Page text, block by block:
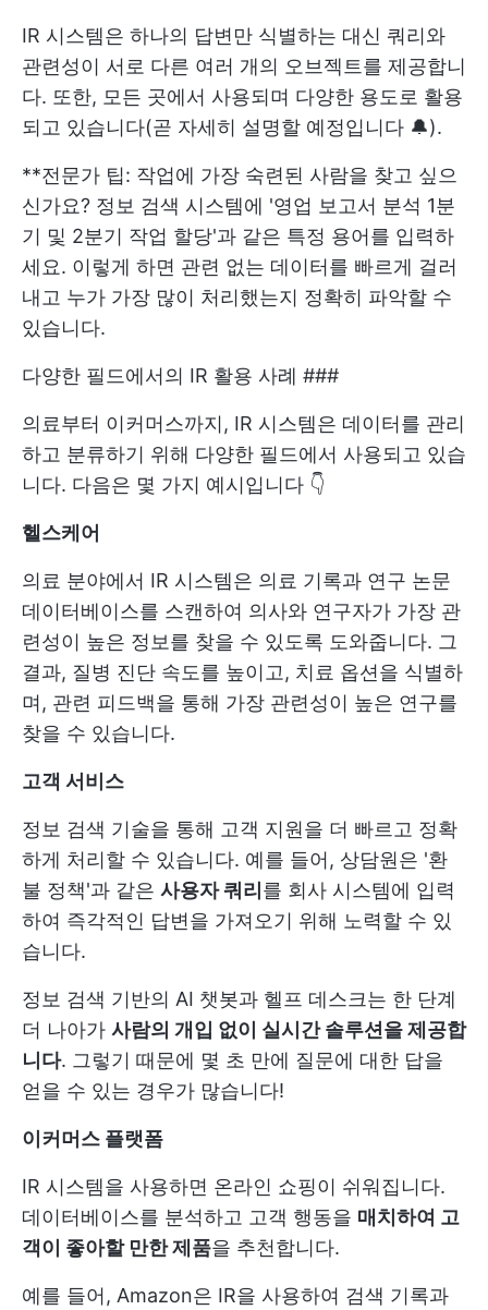
IR 시스템은 하나의 답변만 식별하는 대신 쿼리와
관련성이 서로 다른 여러 개의 오브젝트를 제공합니
다. 또한, 모든 곳에서 사용되며 다양한 용도로 활용
되고 있습니다(곧 자세히 설명할 예정입니다 🔔).
**전문가 팁: 작업에 가장 숙련된 사람을 찾고 싶으
신가요? 정보 검색 시스템에 '영업 보고서 분석 1분
기 및 2분기 작업 할당'과 같은 특정 용어를 입력하
세요. 이렇게 하면 관련 없는 데이터를 빠르게 걸러
내고 누가 가장 많이 처리했는지 정확히 파악할 수
있습니다.
다양한 필드에서의 IR 활용 사례 ###
의료부터 이커머스까지, IR 시스템은 데이터를 관리
하고 분류하기 위해 다양한 필드에서 사용되고 있습
니다. 다음은 몇 가지 예시입니다 👇
헬스케어
의료 분야에서 IR 시스템은 의료 기록과 연구 논문
데이터베이스를 스캔하여 의사와 연구자가 가장 관
련성이 높은 정보를 찾을 수 있도록 도와줍니다. 그
결과, 질병 진단 속도를 높이고, 치료 옵션을 식별하
며, 관련 피드백을 통해 가장 관련성이 높은 연구를
찾을 수 있습니다.
고객 서비스
정보 검색 기술을 통해 고객 지원을 더 빠르고 정확
하게 처리할 수 있습니다. 예를 들어, 상담원은 '환
불 정책'과 같은 사용자 쿼리 를 회사 시스템에 입력
하여 즉각적인 답변을 가져오기 위해 노력할 수 있
습니다.
정보 검색 기반의 AI 챗봇과 헬프 데스크는 한 단계
더 나아가 사람의 개입 없이 실시간 솔루션을 제공합
니다. 그렇기 때문에 몇 초 만에 질문에 대한 답을
얻을 수 있는 경우가 많습니다!
이커머스 플랫폼
IR 시스템을 사용하면 온라인 쇼핑이 쉬워집니다.
데이터베이스를 분석하고 고객 행동을 매치하여 고
객이 좋아할 만한 제품을 추천합니다.
예를 들어, Amazon은 IR을 사용하여 검색 기록과